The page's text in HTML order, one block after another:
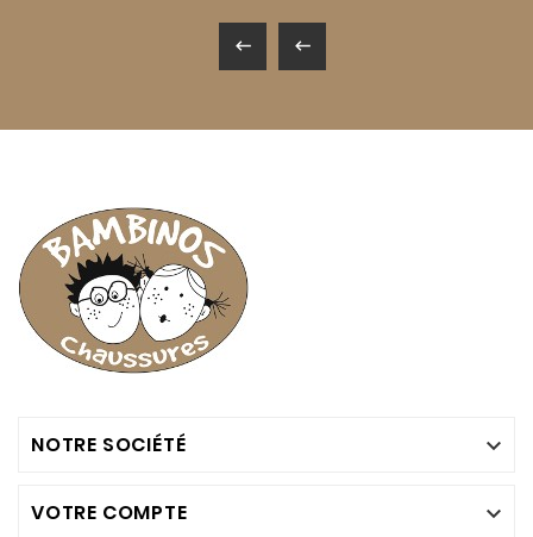
 
NOTRE SOCIÉTÉ 
VOTRE COMPTE 